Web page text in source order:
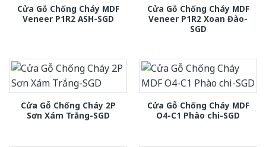
Cửa Gỗ Chống Cháy MDF
Veneer P1R2 ASH-SGD
Cửa Gỗ Chống Cháy MDF
Veneer P1R2 Xoan Đào-
SGD
Cửa Gỗ Chống Cháy 2P
Sơn Xám Trắng-SGD
Cửa Gỗ Chống Cháy MDF
O4-C1 Phào chi-SGD